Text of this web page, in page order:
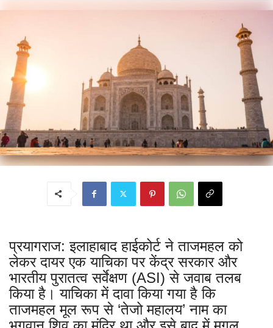
प्रयागराज: इलाहाबाद हाईकोर्ट ने ताजमहल को
लेकर दायर एक याचिका पर केंद्र सरकार और
भारतीय पुरातत्व सर्वेक्षण (ASI) से जवाब तलब
किया है। याचिका में दावा किया गया है कि
ताजमहल मूल रूप से ‘तेजो महालय’ नाम का